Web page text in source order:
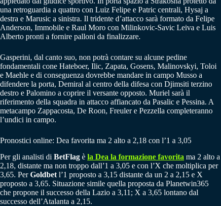
una retroguardia a quattro con Luiz Felipe e Patric centrali, Hysaj a
destra e Marusic a sinistra. Il tridente d’attacco sarà formato da Felipe
Anderson, Immobile e Raul Moro con Milinkovic-Savic Leiva e Luis
Alberto pronti a fornire palloni da finalizzare.
Gasperini, dal canto suo, non potrà contare su alcune pedine
fondamentali cone Hateboer, Ilic, Zapata, Gosens, Malinovskyi, Toloi
e Maehle e di conseguenza dovrebbe mandare in campo Musso a
difendere la porta, Demiral al centro della difesa con Djimsiti terzino
destro e Palomino a coprire il versante opposto. Muriel sarà il
riferimento della squadra in attacco affiancato da Pasalic e Pessina. A
metacampo Zappacosta, De Roon, Freuler e Pezzella completeranno
l’undici in campo.
Pronostici online: Dea favorita ma 2 alto a 2,18 con l’1 a 3,05
Per gli analisti di BetFlag è la Dea la formazione favorita ma 2 alto a
2,18, distante ma non troppo dall’1 a 3,05 e con l’X che moltiplica per
3,65. PerGoldbet l’1 proposto a 3,15 distante da un 2 a 2,15 e X
proposto a 3,65. Situazione simile quella proposta da Planetwin365
che propone il successo della Lazio a 3,11; X a 3,65 lontano dal
successo dell’Atalanta a 2,15.